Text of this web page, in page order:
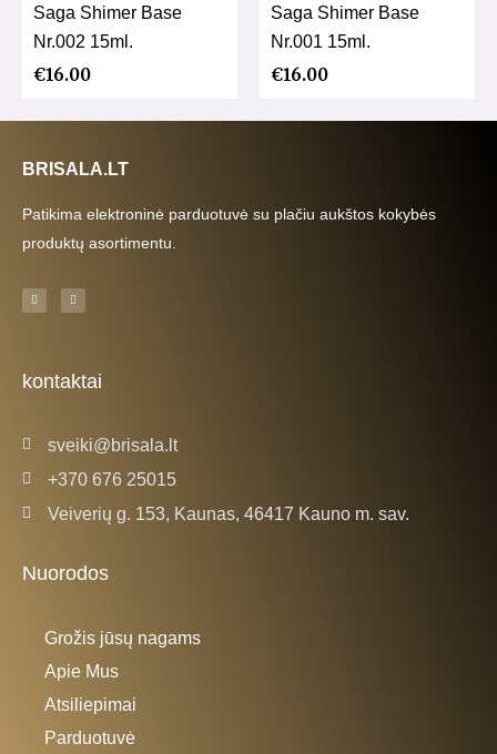
Saga Shimer Base
Nr.002 15ml.
€16.00
Saga Shimer Base
Nr.001 15ml.
€16.00
BRISALA.LT
Patikima elektroninė parduotuvė su plačiu aukštos kokybės
produktų asortimentu.
F
a
c
-
f
I
n
s
m
kontaktai
sveiki@brisala.lt
+370 676 25015
Veiverių g. 153, Kaunas, 46417 Kauno m. sav.
Nuorodos
Grožis jūsų nagams
Apie Mus
Atsiliepimai
Parduotuvė